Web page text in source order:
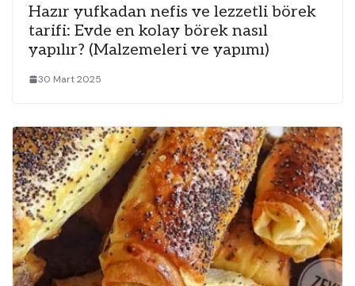
Hazır yufkadan nefis ve lezzetli börek
tarifi: Evde en kolay börek nasıl
yapılır? (Malzemeleri ve yapımı)
30 Mart 2025